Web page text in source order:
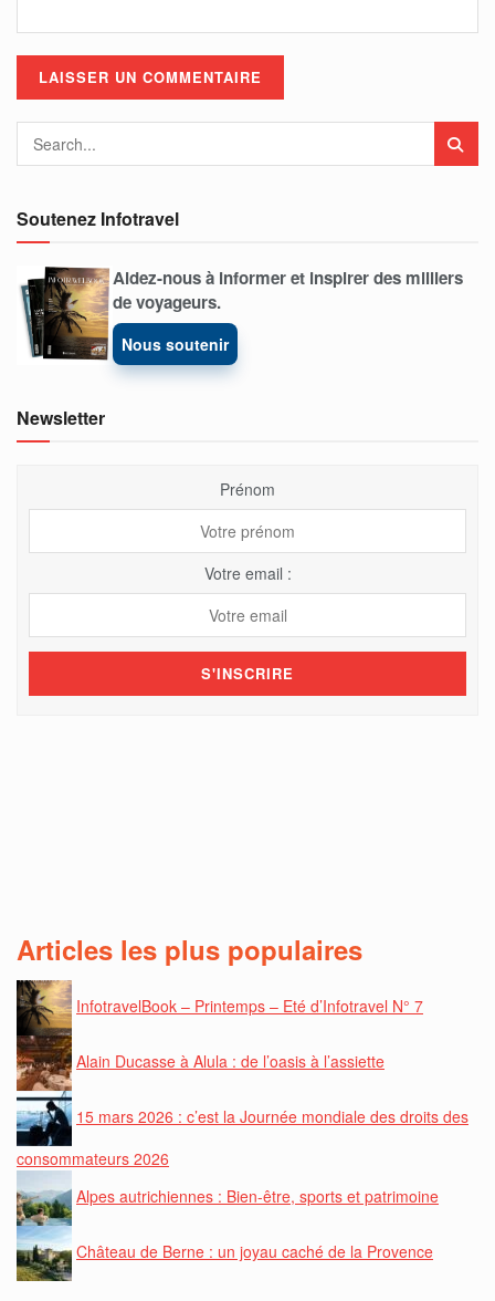
Soutenez Infotravel
Aidez-nous à informer et inspirer des milliers
de voyageurs.
Nous soutenir
Newsletter
Prénom
Votre email :
Articles les plus populaires
InfotravelBook – Printemps – Eté d’Infotravel N° 7
Alain Ducasse à Alula : de l’oasis à l’assiette
15 mars 2026 : c’est la Journée mondiale des droits des
consommateurs 2026
Alpes autrichiennes : Bien-être, sports et patrimoine
Château de Berne : un joyau caché de la Provence